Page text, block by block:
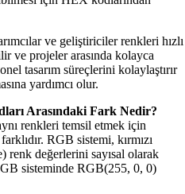
ve geliştiriciler renkleri hızlı
ve projeler arasında kolayca
tasarım süreçlerini kolaylaştırır
yardımcı olur.
Arasındaki Fark Nedir?
renkleri temsil etmek için
RGB sistemi, kırmızı
renk değerlerini sayısal olarak
sisteminde RGB(255, 0, 0)